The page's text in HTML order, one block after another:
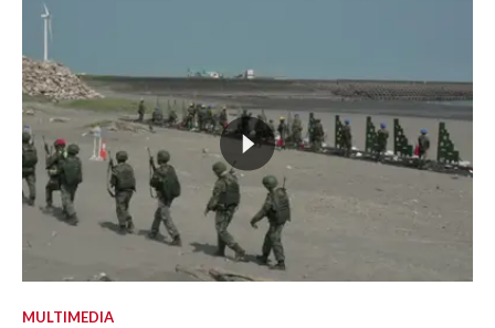
MULTIMEDIA